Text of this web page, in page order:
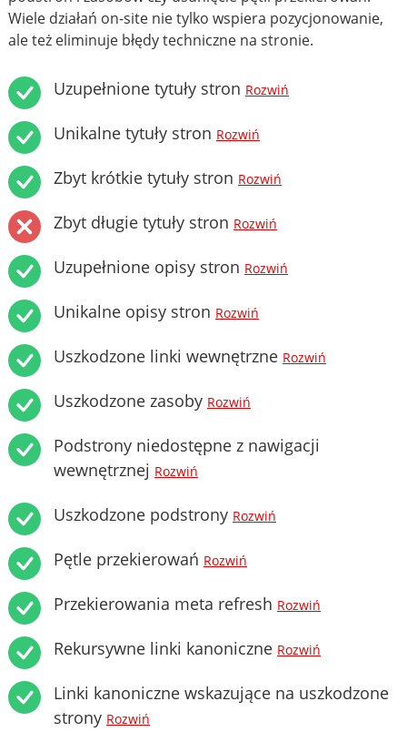
Wiele działań on-site nie tylko wspiera pozycjonowanie,
ale też eliminuje błędy techniczne na stronie.
Uzupełnione tytuły stron Rozwiń
Unikalne tytuły stron Rozwiń
Zbyt krótkie tytuły stron Rozwiń
Zbyt długie tytuły stron Rozwiń
Uzupełnione opisy stron Rozwiń
Unikalne opisy stron Rozwiń
Uszkodzone linki wewnętrzne Rozwiń
Uszkodzone zasoby Rozwiń
Podstrony niedostępne z nawigacji
wewnętrznej Rozwiń
Uszkodzone podstrony Rozwiń
Pętle przekierowań Rozwiń
Przekierowania meta refresh Rozwiń
Rekursywne linki kanoniczne Rozwiń
Linki kanoniczne wskazujące na uszkodzone
strony Rozwiń